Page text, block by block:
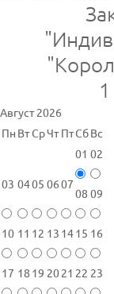
1
Август 2026
Пн ВтСрЧт ПтСбВс
01 02
03 0405 0607
08 09
10 11 12 13 1415 16
17 18 19 2021 22 23